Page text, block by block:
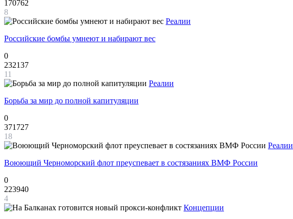
170762
8
Реалии
Российские бомбы умнеют и набирают вес
0
232137
11
Реалии
Борьба за мир до полной капитуляции
0
371727
18
Реалии
Воюющий Черноморский флот преуспевает в состязаниях ВМФ России
0
223940
4
Концепции